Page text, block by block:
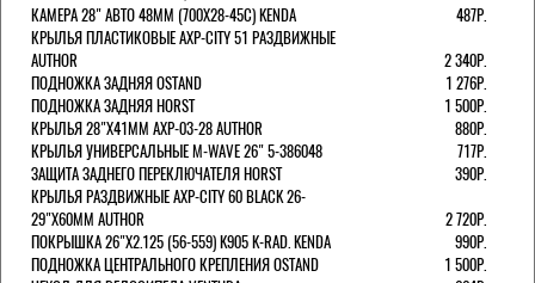
КАМЕРА 28" АВТО 48ММ (700Х28-45С) KENDA
487Р.
КРЫЛЬЯ ПЛАСТИКОВЫЕ AXP-CITY 51 РАЗДВИЖНЫЕ
AUTHOR
2 340Р.
ПОДНОЖКА ЗАДНЯЯ OSTAND
1 276Р.
ПОДНОЖКА ЗАДНЯЯ HORST
1 500Р.
КРЫЛЬЯ 28"Х41ММ AXP-03-28 AUTHOR
880Р.
КРЫЛЬЯ УНИВЕРСАЛЬНЫЕ M-WAVE 26" 5-386048
717Р.
ЗАЩИТА ЗАДНЕГО ПЕРЕКЛЮЧАТЕЛЯ HORST
390Р.
КРЫЛЬЯ РАЗДВИЖНЫЕ AXP-CITY 60 BLACK 26-
29"Х60ММ AUTHOR
2 720Р.
ПОКРЫШКА 26"Х2.125 (56-559) K905 K-RAD. KENDA
990Р.
ПОДНОЖКА ЦЕНТРАЛЬНОГО КРЕПЛЕНИЯ OSTAND
1 500Р.